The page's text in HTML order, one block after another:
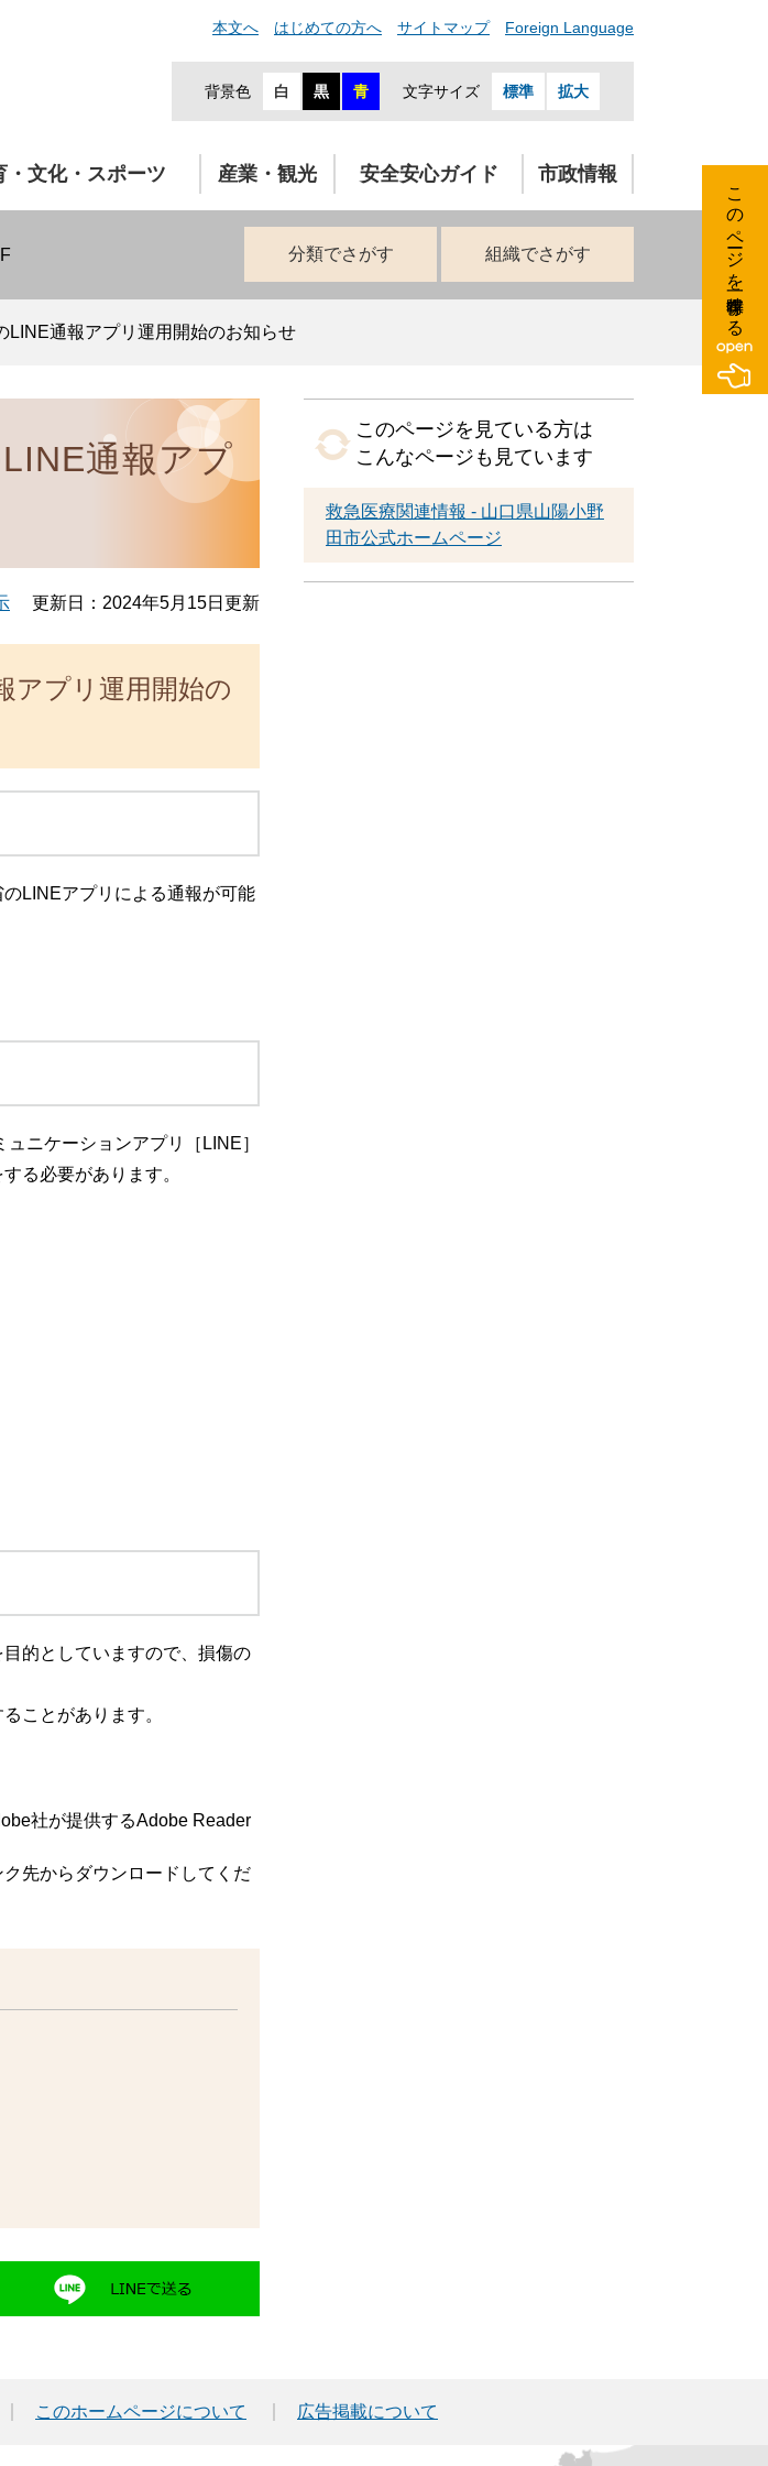
本文へ はじめての方へ サイトマップ Foreign Language
背景色 白 黒 青 文字サイズ 標準 拡大
・文化・スポーツ 産業・観光 安全安心ガイド 市政情報
分類でさがす 組織でさがす
LINE通報アプリ運用開始のお知らせ
通報アプ
更新日：2024年5月15日更新
アプリ運用開始の
LINEアプリによる通報が可能
ニケーションアプリ［LINE］
る必要があります。
的としていますので、損傷の
ことがあります。
社が提供するAdobe Reader
先からダウンロードしてくだ
このページを見ている方は
こんなページも見ています
救急医療関連情報 - 山口県山陽小野
田市公式ホームページ
このホームページについて 広告掲載について
このページを一時保存する